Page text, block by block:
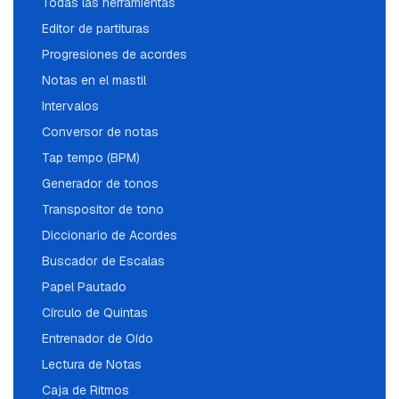
Editor de partituras
Progresiones de acordes
Notas en el mastil
Intervalos
Conversor de notas
Tap tempo (BPM)
Generador de tonos
Transpositor de tono
Diccionario de Acordes
Buscador de Escalas
Papel Pautado
Círculo de Quintas
Entrenador de Oído
Lectura de Notas
Caja de Ritmos